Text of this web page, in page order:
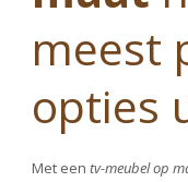
meest
opties
Met een tv-meubel op